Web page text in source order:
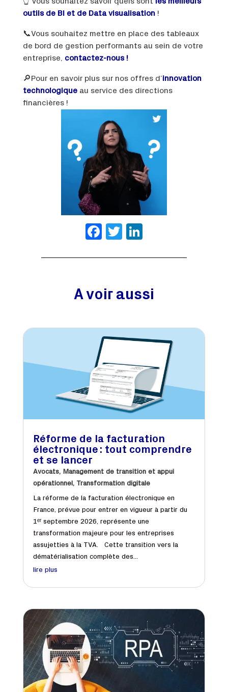
👆 Vous souhaitez savoir quels sont les meilleurs
outils de BI et de Data visualisation!
📞Vous souhaitez mettre en place des tableaux
de bord de gestion performants au sein de votre
entreprise, contactez-nous !
🔎Pour en savoir plus sur nos offres d’innovation
technologiqueau service des directions
financières !
Facebook
Twitter
A voir aussi
Réforme de la facturation
électronique : tout comprendre
et se lancer
Avocats, Management de transition et appui
opérationnel , Transformation digitale
La réforme de la facturation électronique en
France, prévue pour entrer en vigueur à partir du
1ᵉʳ septembre 2026, représente une
transformation majeure pour les entreprises
assujetties à la TVA. Cette transition vers la
dématérialisation complète des...
lire plus